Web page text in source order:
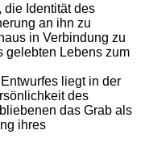
die Identität des
an ihn zu
in Verbindung zu
gelebten Lebens zum
liegt in der
des
das Grab als
ihres